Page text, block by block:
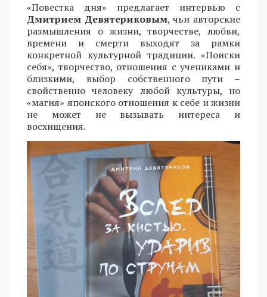
«Повестка дня» предлагает интервью с
Дмитрием Девятериковым, чьи авторские
размышления о жизни, творчестве, любви,
времени и смерти выходят за рамки
конкретной культурной традиции. «Поиски
себя», творчество, отношения с учениками и
близкими, выбор собственного пути –
свойственно человеку любой культуры, но
«магия» японского отношения к себе и жизни
не может не вызывать интереса и
восхищения.